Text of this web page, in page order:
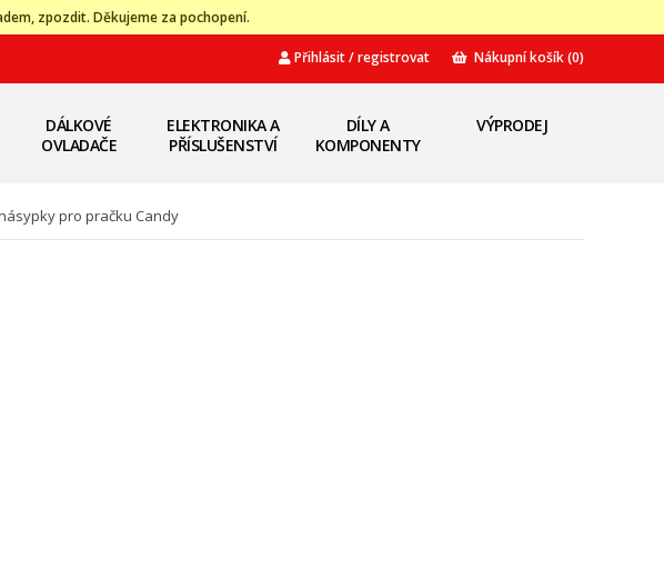
zpozdit. Děkujeme za pochopení.
Přihlásit / registrovat Nákupní košík(0)
DÁLKOVÉ
OVLADAČE
ELEKTRONIKA A
PŘÍSLUŠENSTVÍ
DÍLY A
KOMPONENTY
VÝPRODEJ
pro pračku Candy